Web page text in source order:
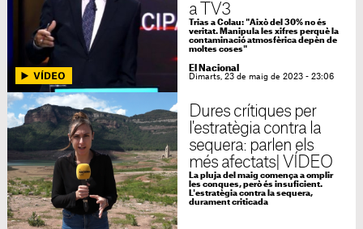
a TV3
Trias a Colau: "Això del 30% no és
veritat. Manipula les xifres perquè la
contaminació atmosfèrica depèn de
moltes coses"
El Nacional
Dimarts, 23 de maig de 2023 - 23:06
Dures crítiques per
l'estratègia contra la
sequera: parlen els
més afectats| VÍDEO
La pluja del maig comença a omplir
les conques, però és insuficient.
L'estratègia contra la sequera,
durament criticada